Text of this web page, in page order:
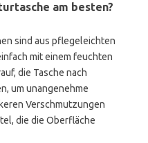
am besten?
sind aus pflegeleichten
mit einem feuchten
die Tasche nach
um unangenehme
Verschmutzungen
die die Oberfläche